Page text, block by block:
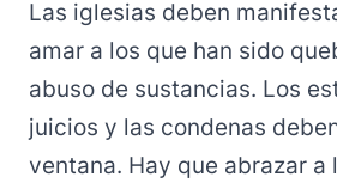
Las iglesias deben
amar a los que han sido
abuso de sustancias. Los
juicios y las condenas
ventana. Hay que abrazar a